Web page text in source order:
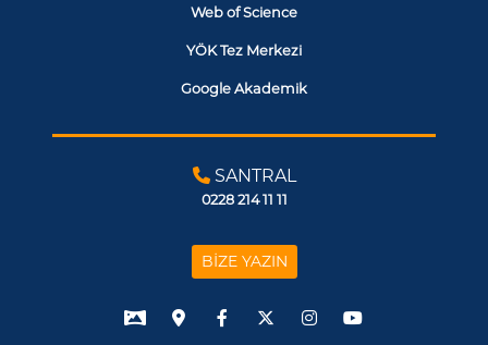
Web of Science
YÖK Tez Merkezi
Google Akademik
SANTRAL
0228 214 11 11
BİZE YAZIN